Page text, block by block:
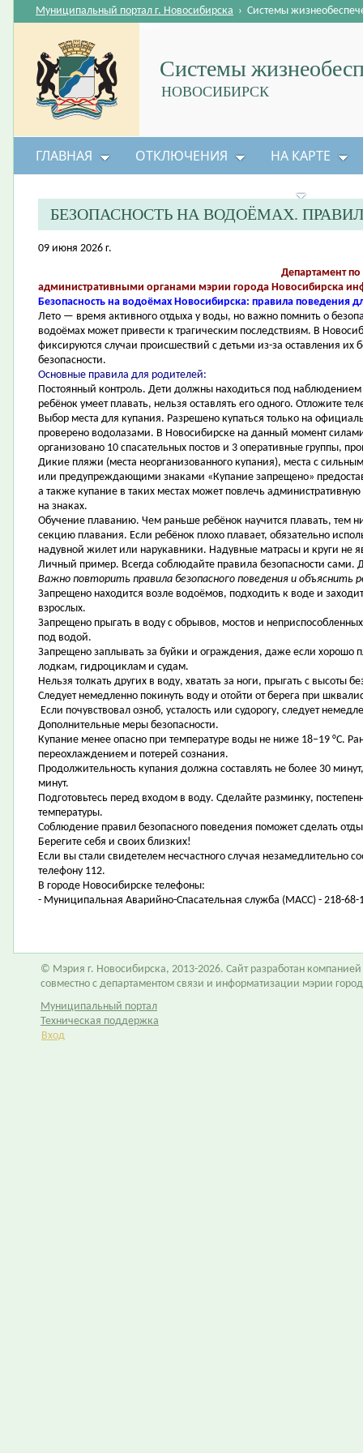
Системы
НОВОСИБИРСК
Муниципальный портал г. Новосибирска › Системы
ГЛАВНАЯ ОТКЛЮЧЕНИЯ НА КАРТЕ
БЕЗОПАСНОСТЬ НА ВОДОЁМАХ.
09 июня 2026 г.
Департамент
административными органами мэрии города Новосибирска
Безопасность на водоёмах Новосибирска: правила поведения
Лето — время активного отдыха у воды, но важно помнить о
водоёмах может привести к трагическим последствиям. В
фиксируются случаи происшествий с детьми из-за оставления их
безопасности.
Основные правила для родителей:
Постоянный контроль. Дети должны находиться под
ребёнок умеет плавать, нельзя оставлять его одного. Отложите
Выбор места для купания. Разрешено купаться только на
проверено водолазами. В Новосибирске на данный момент
организовано 10 спасательных постов и 3 оперативные группы,
Дикие пляжи (места неорганизованного купания), места с
или предупреждающими знаками «Купание запрещено»
а также купание в таких местах может повлечь административную
на знаках.
Обучение плаванию. Чем раньше ребёнок научится плавать, тем
секцию плавания. Если ребёнок плохо плавает, обязательно
надувной жилет или нарукавники. Надувные матрасы и круги не
Личный пример. Всегда соблюдайте правила безопасности сами.
Важно повторить правила безопасного поведения и объяснить
Запрещено находится возле водоёмов, подходить к воде и
взрослых.
Запрещено прыгать в воду с обрывов, мостов и
под водой.
Запрещено заплывать за буйки и ограждения, даже если хорошо
лодкам, гидроциклам и судам.
Нельзя толкать других в воду, хватать за ноги, прыгать с высоты
Следует немедленно покинуть воду и отойти от берега при
Если почувствовал озноб, усталость или судорогу, следует
Дополнительные меры безопасности.
Купание менее опасно при температуре воды не ниже 18–19 °C.
переохлаждением и потерей сознания.
Продолжительность купания должна составлять не более 30
минут.
Подготовьтесь перед входом в воду. Сделайте разминку,
температуры.
Соблюдение правил безопасного поведения поможет сделать
Берегите себя и своих близких!
Если вы стали свидетелем несчастного случая незамедлительно
телефону 112.
В городе Новосибирске телефоны:
- Муниципальная Аварийно-Спасательная служба (МАСС) - 218-68-
© Мэрия г. Новосибирска, 2013-2026. Сайт разработан компанией
совместно с департаментом связи и информатизации мэрии
Муниципальный портал
Техническая поддержка
Вход